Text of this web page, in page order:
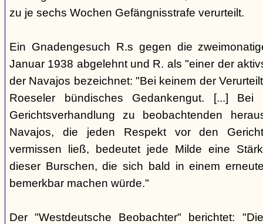
zu je sechs Wochen Gefängnisstrafe verurteilt.
Ein Gnadengesuch R.s gegen die
Januar 1938 abgelehnt und R. als "einer der
der Navajos bezeichnet: "Bei keinem der
Roeseler bündisches Gedankengut. [...]
Gerichtsverhandlung zu beobachtenden
Navajos, die jeden Respekt vor den
vermissen ließ, bedeutet jede Milde eine
dieser Burschen, die sich bald in einem
bemerkbar machen würde."
Der "Westdeutsche Beobachter" berichtet: